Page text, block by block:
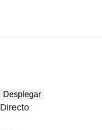
Desplegar
Directo